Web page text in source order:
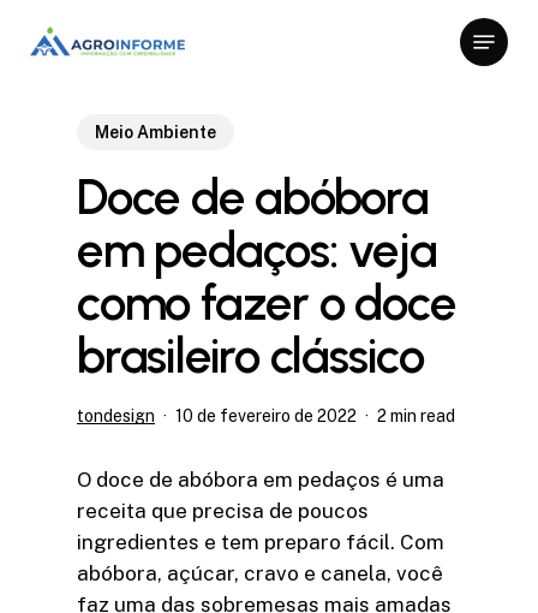
Menu
Meio Ambiente
Doce de abóbora
em pedaços: veja
como fazer o doce
brasileiro clássico
tondesign 10 de fevereiro de 2022 2 min read
O doce de abóbora em pedaços é uma
receita que precisa de poucos
ingredientes e tem preparo fácil. Com
abóbora, açúcar, cravo e canela, você
faz uma das sobremesas mais amadas